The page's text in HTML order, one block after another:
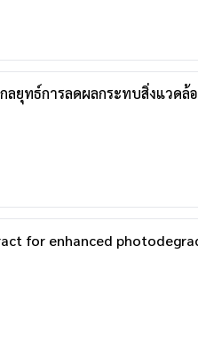
ลยุทธ์การลดผลกระทบสิ่งแวดล้
for enhanced